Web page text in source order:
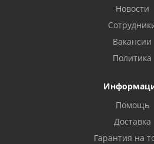
Новости
Вакансии
Политика
Помощь
Доставка
Гарантия на